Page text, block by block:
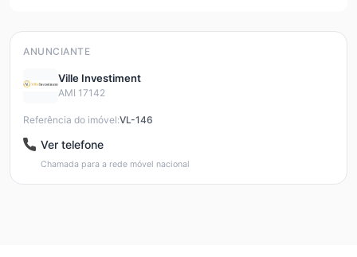
ANUNCIANTE
Ville Investiment
AMI 17142
Referência do imóvel:VL-146
Ver telefone
Chamada para a rede móvel nacional